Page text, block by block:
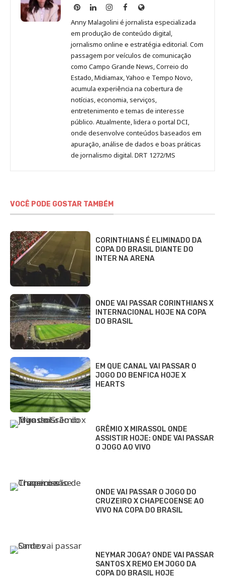
Anny
Malagolini
no
Pinterest
Anny
Malagolini
no
LinkedIn
Anny
Malagolini
no
Instagram
Anny
Malagolini
no
Facebook
Site
de
Anny
Malagolini
Anny Malagolini é jornalista especializada
em produção de conteúdo digital,
jornalismo online e estratégia editorial. Com
passagem por veículos de comunicação
como Campo Grande News, Correio do
Estado, Midiamax, Yahoo e Tempo Novo,
acumula experiência na cobertura de
notícias, economia, serviços,
entretenimento e temas de interesse
público. Atualmente, lidera o portal DCI,
onde desenvolve conteúdos baseados em
apuração, análise de dados e boas práticas
de jornalismo digital. DRT 1272/MS
VOCÊ PODE GOSTAR TAMBÉM
CORINTHIANS É ELIMINADO DA
COPA DO BRASIL DIANTE DO
INTER NA ARENA
ONDE VAI PASSAR CORINTHIANS X
INTERNACIONAL HOJE NA COPA
DO BRASIL
EM QUE CANAL VAI PASSAR O
JOGO DO BENFICA HOJE X
HEARTS
GRÊMIO X MIRASSOL ONDE
ASSISTIR HOJE: ONDE VAI PASSAR
O JOGO AO VIVO
ONDE VAI PASSAR O JOGO DO
CRUZEIRO X CHAPECOENSE AO
VIVO NA COPA DO BRASIL
NEYMAR JOGA? ONDE VAI PASSAR
SANTOS X REMO EM JOGO DA
COPA DO BRASIL HOJE